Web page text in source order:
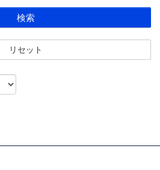
検索
リセット